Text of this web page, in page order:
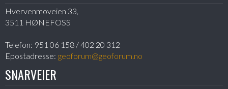
Hvervenmoveien 33,
3511 HØNEFOSS
Telefon: 951 06 158 / 402 20 312
Epostadresse: geoforum@geoforum.no
SNARVEIER